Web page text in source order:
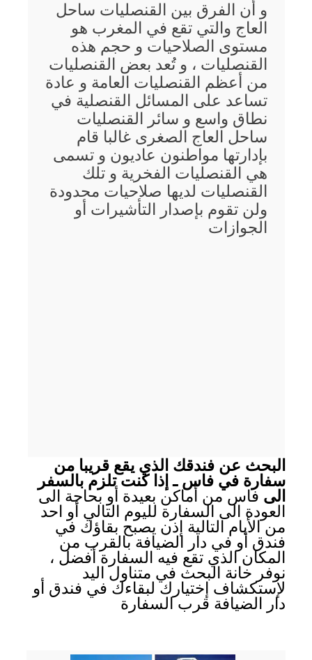
و أن الفرق بين القنصليات ساحل
العاج والتي تقع في المغرب هو
مستوى الصلاحيات و حجم هذه
القنصليات ، و تُعد بعض القنصليات
من أعظم القنصليات العامة و عادة
تساعد على المسائل القنصلية في
نطاق واسع و سائر القنصليات
ساحل العاج الصغرى غالبا قام
بإدارتها مواطنون عاديون و تسمى
هي القنصليات الفخرية و تلك
القنصليات لديها صلاحيات محدودة
ولن تقوم بإصدار التأشيرات أو
الجوازات
البحث عن فندقك الذي يقع قريبا من
سفارة في فاس ـ إذا كنت تلزم بالسفر
الى فاس من أماكن بعيدة أو بحاجة الى
العودة الى السفارة لليوم التالي أو احد
من الأيام التالية إذن يصبح بقاؤك في
فندق أو في دار الضيافة بالقرب من
المكان الذي تقع فيه السفارة أفضل ،
نوفر خانة البحث في متناول اليد
لإستكشاف إختيارك لبقاءك في فندق أو
دار الضيافة قرب السفارة